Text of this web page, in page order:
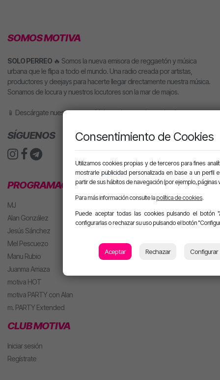
SOMOS MOTIVA
SOLO PERREO 🔥 Somos la nueva emisora de reggaetón y música
urbana que le flipa a todo el mundo. Una radio creada por artistas,
productores y deejays para hacerte llegar directamente nuestra música.
Sonamos de locura y nuestros locutores son la mar de majos.
📱 Descárgate nuestra app o pídele motiva a tu altavoz inteligente.
SÍGUENOS
PROGRAMACIÓN
MJ
Alan González
Jesús Sánchez
Mel Pescuezo
Manu Rubio
Juanma Arriaza
motiva HOT
motiva PARTY con Alan
m. PARTY Extended
CLUB MOTIVA
Iniciar sesión
Regístrate
Consentimiento de Cookies
Utilizamos cookies propias y de terceros para fines
mostrarle publicidad personalizada en base a un perfil
partir de sus hábitos de navegación (por ejemplo, páginas
Para más información consulte la política de cookies.
Puede aceptar todas las cookies pulsando el botón
configurarlas o rechazar su uso pulsando el botón
Aceptar Rechazar Configurar